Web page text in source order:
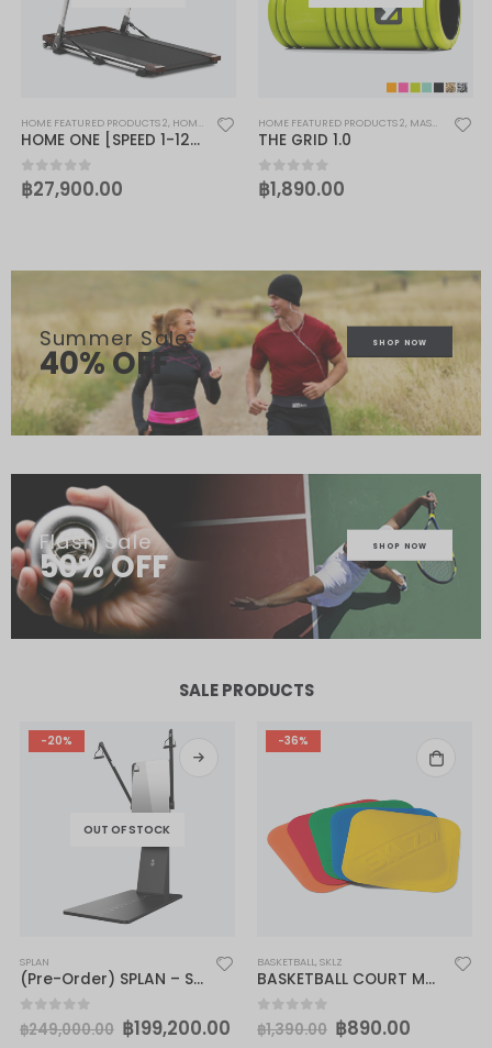
HOME FEATURED PRODUCTS 2, HOME ONE
HOME ONE [SPEED 1-12KM/HR]
0out of 5
฿27,900.00
HOME FEATURED PRODUCTS 2, MASSAGE ,
THE GRID 1.0
0out of 5
฿1,890.00
Summer Sale
40% OFF SHOP NOW
Flash Sale
50% OFF SHOP NOW
SALE PRODUCTS
-20%
OUT OF STOCK
SPLAN
(Pre-Order) SPLAN – Splan Resistance Training Mirror
0out of 5
฿249,000.00 ฿199,200.00
-36%
BASKETBALL, SKLZ
BASKETBALL COURT MARKERS
0out of 5
฿1,390.00 ฿890.00